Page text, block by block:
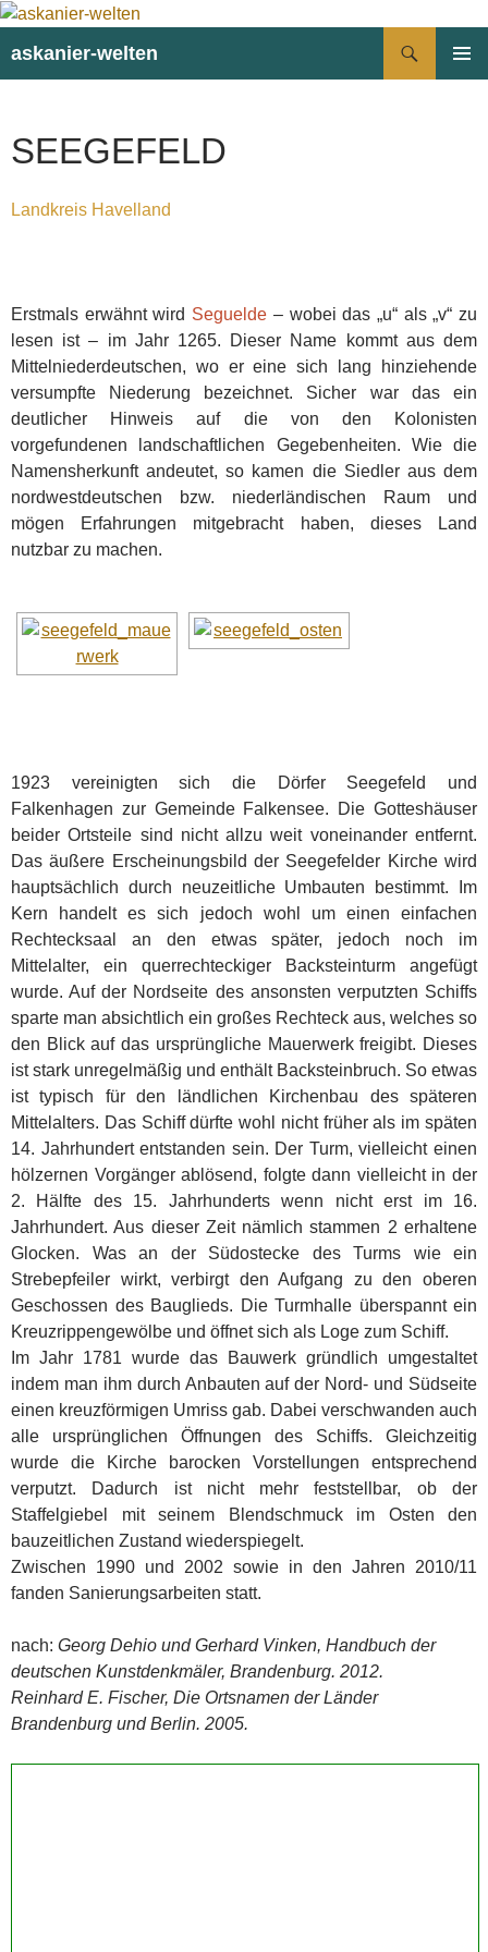
askanier-welten
SEEGEFELD
Landkreis Havelland
Erstmals erwähnt wird Seguelde – wobei das „u“ als „v“ zu
lesen ist – im Jahr 1265. Dieser Name kommt aus dem
Mittelniederdeutschen, wo er eine sich lang hinziehende
versumpfte Niederung bezeichnet. Sicher war das ein
deutlicher Hinweis auf die von den Kolonisten
vorgefundenen landschaftlichen Gegebenheiten. Wie die
Namensherkunft andeutet, so kamen die Siedler aus dem
nordwestdeutschen bzw. niederländischen Raum und
mögen Erfahrungen mitgebracht haben, dieses Land
nutzbar zu machen.
1923 vereinigten sich die Dörfer Seegefeld und
Falkenhagen zur Gemeinde Falkensee. Die Gotteshäuser
beider Ortsteile sind nicht allzu weit voneinander entfernt.
Das äußere Erscheinungsbild der Seegefelder Kirche wird
hauptsächlich durch neuzeitliche Umbauten bestimmt. Im
Kern handelt es sich jedoch wohl um einen einfachen
Rechtecksaal an den etwas später, jedoch noch im
Mittelalter, ein querrechteckiger Backsteinturm angefügt
wurde. Auf der Nordseite des ansonsten verputzten Schiffs
sparte man absichtlich ein großes Rechteck aus, welches so
den Blick auf das ursprüngliche Mauerwerk freigibt. Dieses
ist stark unregelmäßig und enthält Backsteinbruch. So etwas
ist typisch für den ländlichen Kirchenbau des späteren
Mittelalters. Das Schiff dürfte wohl nicht früher als im späten
14. Jahrhundert entstanden sein. Der Turm, vielleicht einen
hölzernen Vorgänger ablösend, folgte dann vielleicht in der
2. Hälfte des 15. Jahrhunderts wenn nicht erst im 16.
Jahrhundert. Aus dieser Zeit nämlich stammen 2 erhaltene
Glocken. Was an der Südostecke des Turms wie ein
Strebepfeiler wirkt, verbirgt den Aufgang zu den oberen
Geschossen des Bauglieds. Die Turmhalle überspannt ein
Kreuzrippengewölbe und öffnet sich als Loge zum Schiff.
Im Jahr 1781 wurde das Bauwerk gründlich umgestaltet
indem man ihm durch Anbauten auf der Nord- und Südseite
einen kreuzförmigen Umriss gab. Dabei verschwanden auch
alle ursprünglichen Öffnungen des Schiffs. Gleichzeitig
wurde die Kirche barocken Vorstellungen entsprechend
verputzt. Dadurch ist nicht mehr feststellbar, ob der
Staffelgiebel mit seinem Blendschmuck im Osten den
bauzeitlichen Zustand wiederspiegelt.
Zwischen 1990 und 2002 sowie in den Jahren 2010/11
fanden Sanierungsarbeiten statt.
nach: Georg Dehio und Gerhard Vinken, Handbuch der
deutschen Kunstdenkmäler, Brandenburg. 2012.
Reinhard E. Fischer, Die Ortsnamen der Länder
Brandenburg und Berlin. 2005.